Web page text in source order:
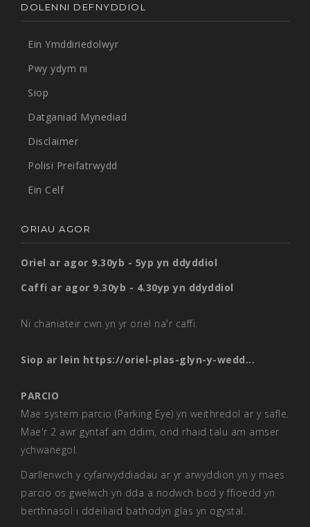
DOLENNI DEFNYDDIOL
Ein Ymddiriedolwyr
Pwy ydym ni
Siop
Datganiad Mynediad
Disclaimer
Polisi Preifatrwydd
Ein Celf
ORIAU AGOR
Oriel ar agor 9.30yb - 5yp yn ddyddiol
Caffi ar agor 9.30yb - 4.30yp yn ddyddiol
Ni chaniateir cwn yn yr oriel na'r caffi.
Siop ar lein https://oriel-plas-glyn-y-wedd...
PARCIO
Mae system parcio (Parking Eye) yn weithredol ar y safle.
Mae'r 2 awr gyntaf am ddim, ond rhaid talu am amser
ychwanegol.
Darllenwch y cyfarwyddiadau ar yr arwyddion yn y maes
parcio os gwelwch yn dda a nodwch bod y ffioedd yn
berthnasol i ddeiliaid bathodyn glas yn ogystal.